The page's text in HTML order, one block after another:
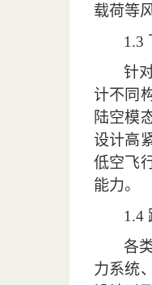
载荷等
1.3
针
计不同
陆空模
设计高
低空飞
能力。
1.4
各
力系统